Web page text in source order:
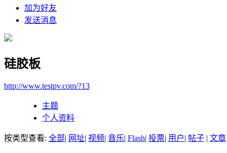
加为好友
发送消息
硅胶板
http://www.testpv.com/?13
主题
个人资料
按类型查看: 全部| 网址| 视频| 音乐| Flash| 投票| 用户| 帖子 | 文章